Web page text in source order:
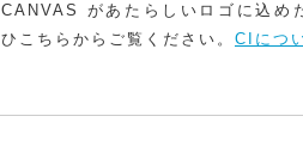
CANVAS があたらしいロゴに込め
ひこちらからご覧ください。 CIにつ